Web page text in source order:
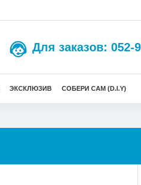
Для заказов: 052-
ЭКСКЛЮЗИВ СОБЕРИ САМ (D.I.Y)